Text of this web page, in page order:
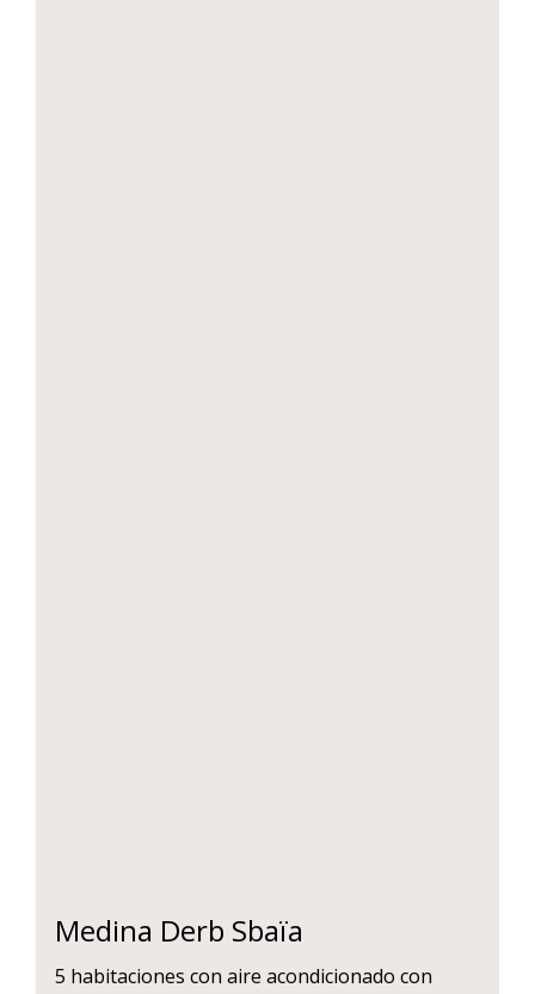
Medina Derb Sbaïa
5 habitaciones con aire acondicionado con